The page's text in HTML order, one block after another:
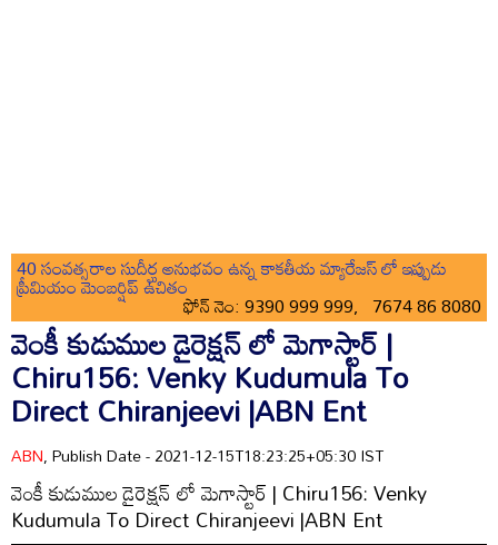
40 సంవత్సరాల సుదీర్ఘ అనుభవం ఉన్న కాకతీయ మ్యారేజస్ లో ఇప్పుడు
ప్రీమియం మెంబర్షిప్ ఉచితం
ఫోన్ నెం: 9390 999 999, 7674 86 8080
వెంకీ కుడుముల డైరెక్షన్ లో మెగాస్టార్ |
Chiru156: Venky Kudumula To
Direct Chiranjeevi |ABN Ent
ABN, Publish Date - 2021-12-15T18:23:25+05:30 IST
వెంకీ కుడుముల డైరెక్షన్ లో మెగాస్టార్ | Chiru156: Venky
Kudumula To Direct Chiranjeevi |ABN Ent